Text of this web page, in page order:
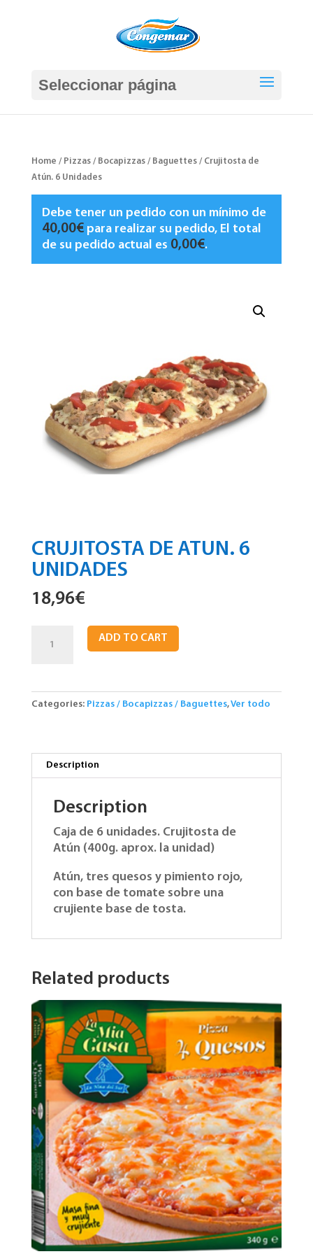
Seleccionar página
Home / Pizzas / Bocapizzas / Baguettes/ Crujitosta de
Atún. 6 Unidades
Debe tener un pedido con un mínimo de
40,00€para realizar su pedido, El total
de su pedido actual es 0,00€.
CRUJITOSTA DE ATÚN. 6
UNIDADES
18,96€
ADD TO CART
Categories: Pizzas / Bocapizzas / Baguettes,Ver todo
Description
Description
Caja de 6 unidades. Crujitosta de
Atún (400g. aprox. la unidad)
Atún, tres quesos y pimiento rojo,
con base de tomate sobre una
crujiente base de tosta.
Related products